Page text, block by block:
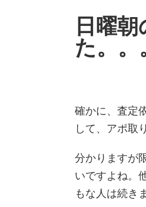
日曜
た。。
確かに、査定
して、アポ取
分かりますが
いですよね。
もな人は続き